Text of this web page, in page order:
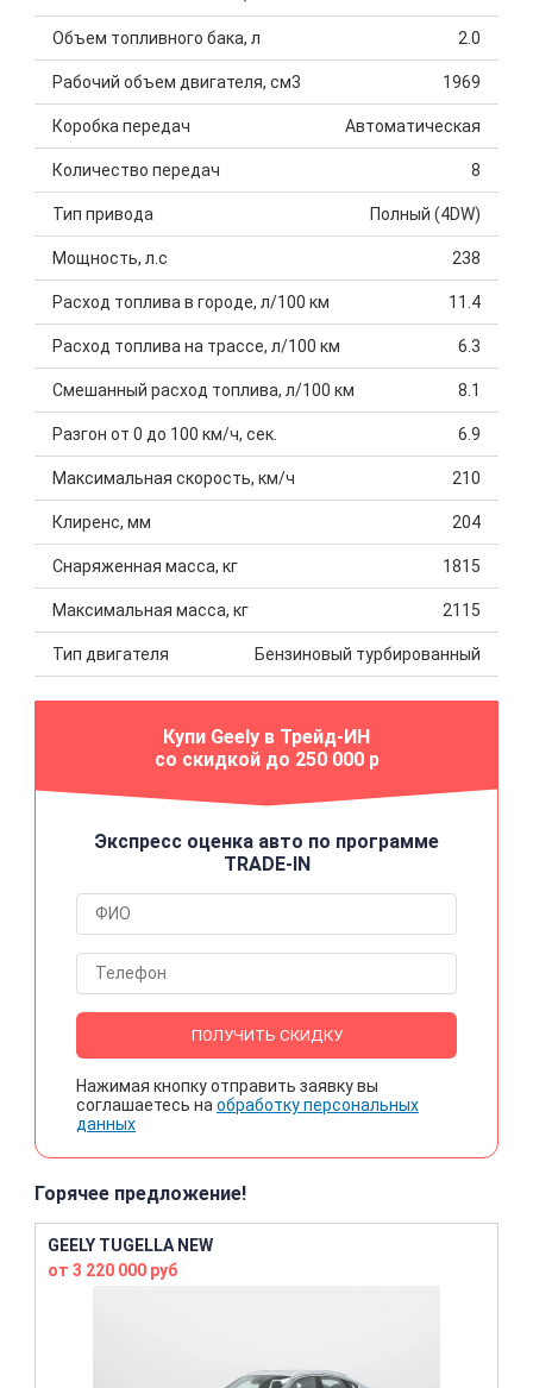
Объем топливного бака, л 2.0
Рабочий объем двигателя, см3 1969
Коробка передач Автоматическая
Количество передач 8
Тип привода Полный (4DW)
Мощность, л.с 238
Расход топлива в городе, л/100 км 11.4
Расход топлива на трассе, л/100 км 6.3
Смешанный расход топлива, л/100 км 8.1
Разгон от 0 до 100 км/ч, сек. 6.9
Максимальная скорость, км/ч 210
Клиренс, мм 204
Снаряженная масса, кг 1815
Максимальная масса, кг 2115
Тип двигателя Бензиновый турбированный
Купи Geely в Трейд-ИН
со скидкой до 250 000 р
Экспресс оценка авто по программе
TRADE-IN
ПОЛУЧИТЬ СКИДКУ
Нажимая кнопку отправить заявку вы
соглашаетесь на обработку персональных
данных
Горячее предложение!
GEELY TUGELLA NEW
от 3 220 000 руб